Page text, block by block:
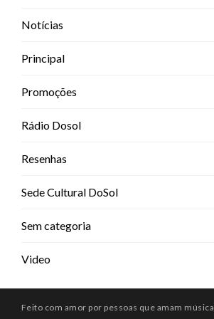
Notícias
Principal
Promoções
Rádio Dosol
Resenhas
Sede Cultural DoSol
Sem categoria
Video
Feito com amor por pessoas que amam música